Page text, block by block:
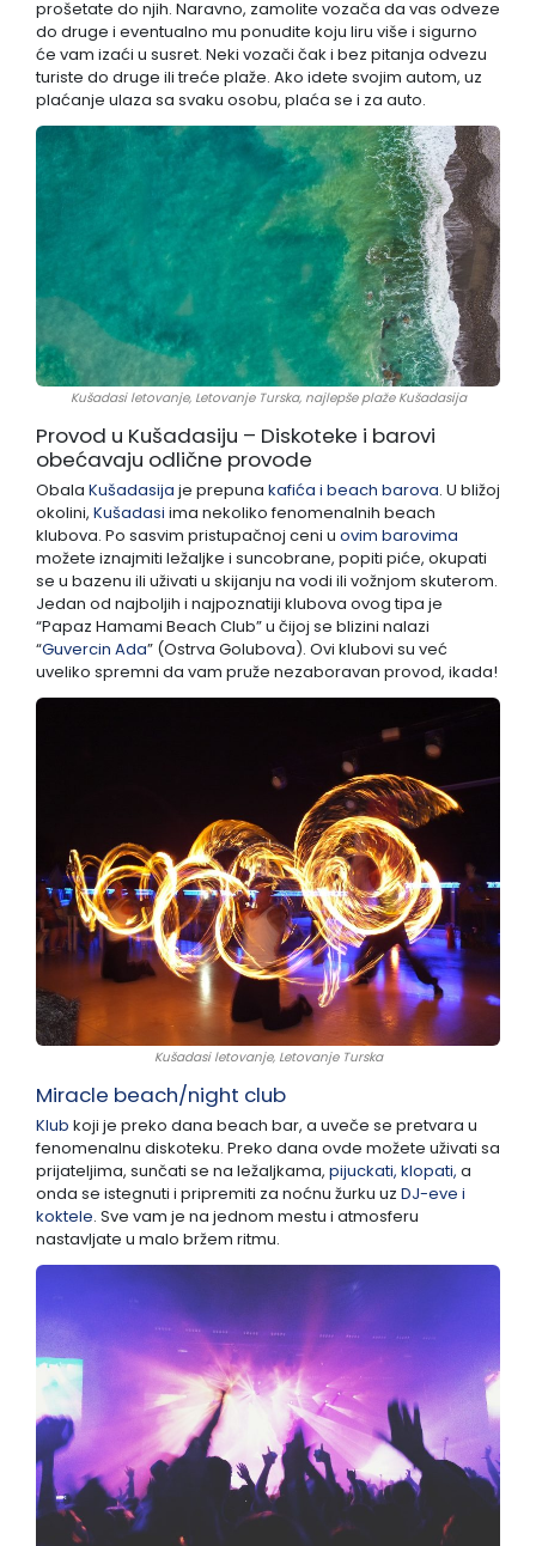
prošetate do njih. Naravno, zamolite vozača da vas odveze
do druge i eventualno mu ponudite koju liru više i sigurno
će vam izaći u susret. Neki vozači čak i bez pitanja odvezu
turiste do druge ili treće plaže. Ako idete svojim autom, uz
plaćanje ulaza sa svaku osobu, plaća se i za auto.
Kušadasi letovanje, Letovanje Turska, najlepše plaže Kušadasija
Provod u Kušadasiju – Diskoteke i barovi
obećavaju odlične provode
Obala Kušadasija je prepuna kafića i beach barova. U bližoj
okolini, Kušadasi ima nekoliko fenomenalnih beach
klubova. Po sasvim pristupačnoj ceni u ovim barovima
možete iznajmiti ležaljke i suncobrane, popiti piće, okupati
se u bazenu ili uživati u skijanju na vodi ili vožnjom skuterom.
Jedan od najboljih i najpoznatiji klubova ovog tipa je
“Papaz Hamami Beach Club” u čijoj se blizini nalazi
“Guvercin Ada” (Ostrva Golubova). Ovi klubovi su već
uveliko spremni da vam pruže nezaboravan provod, ikada!
Kušadasi letovanje, Letovanje Turska
Miracle beach/night club
Klub koji je preko dana beach bar, a uveče se pretvara u
fenomenalnu diskoteku. Preko dana ovde možete uživati sa
prijateljima, sunčati se na ležaljkama, pijuckati, klopati, a
onda se istegnuti i pripremiti za noćnu žurku uz DJ-eve i
koktele. Sve vam je na jednom mestu i atmosferu
nastavljate u malo bržem ritmu.